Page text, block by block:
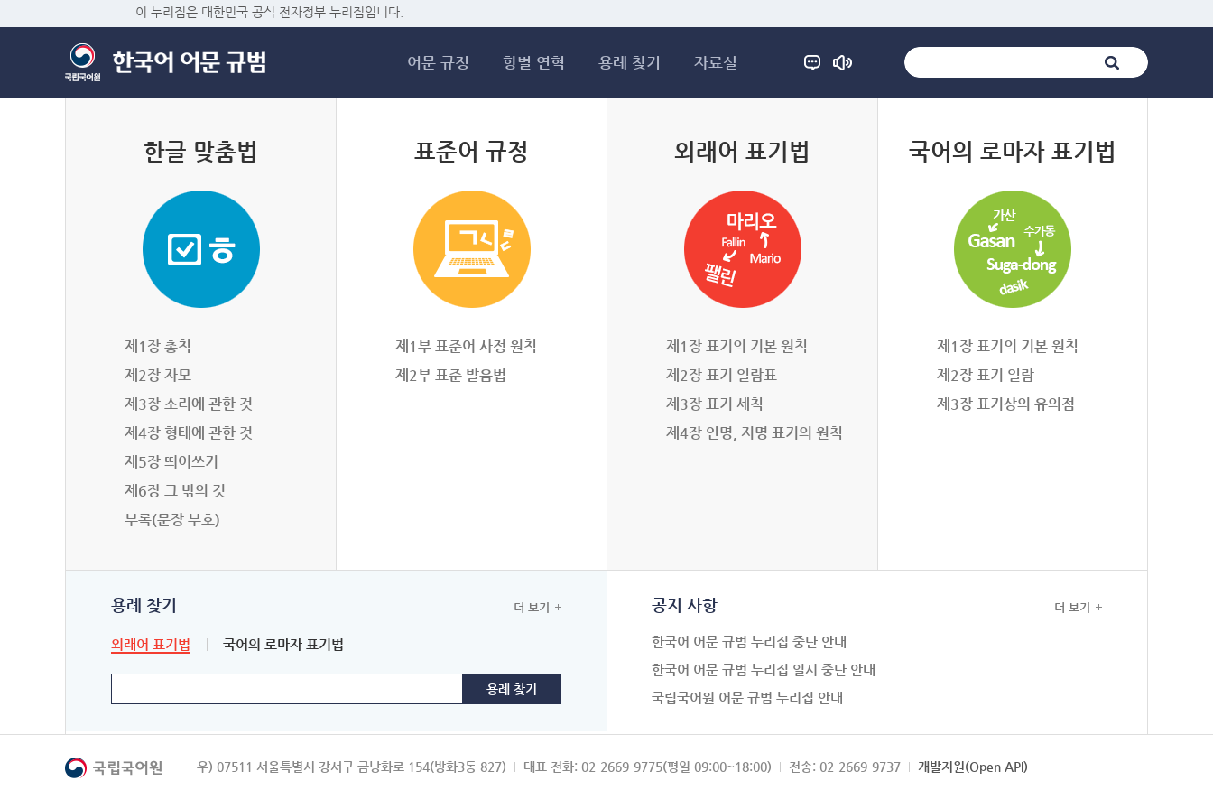
이 누리집은 대한민국 공식 전자정부 누리집입니다.
어문 규정 항별 연혁 용례 찾기 자료실
한글 맞춤법
제1장 총칙
제2장 자모
제3장 소리에 관한 것
제4장 형태에 관한 것
제5장 띄어쓰기
제6장 그 밖의 것
부록(문장 부호)
표준어 규정
제1부 표준어 사정 원칙
제2부 표준 발음법
외래어 표기법
제1장 표기의 기본 원칙
제2장 표기 일람표
제3장 표기 세칙
제4장 인명, 지명 표기의 원칙
국어의 로마자 표기법
제1장 표기의 기본 원칙
제2장 표기 일람
제3장 표기상의 유의점
용례 찾기
외래어 표기법 국어의 로마자 표기법
더 보기 공지 사항
한국어 어문 규범 누리집 중단 안내
한국어 어문 규범 누리집 일시 중단 안내
국립국어원 어문 규범 누리집 안내
더 보기
우) 07511 서울특별시 강서구 금낭화로 154(방화3동 827) 대표 전화: 02-2669-9775(평일 09:00~18:00) 전송: 02-2669-9737 개발지원(Open API)